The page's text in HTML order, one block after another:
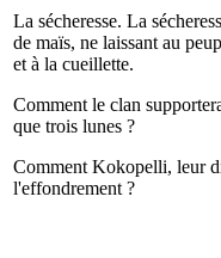
La sécheresse. La
de maïs, ne laissant au
et à la cueillette.
Comment le clan
que trois lunes ?
Comment Kokopelli, leur
l'effondrement ?